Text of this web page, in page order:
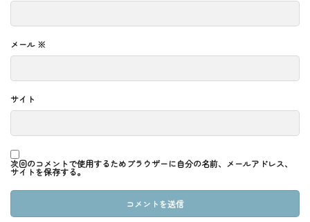
メール ※
サイト
次回のコメントで使用するためブラウザーに自分の名前、メールアドレス、
サイトを保存する。